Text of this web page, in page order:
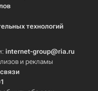
технологий
internet-group@ria.ru
и рекламы